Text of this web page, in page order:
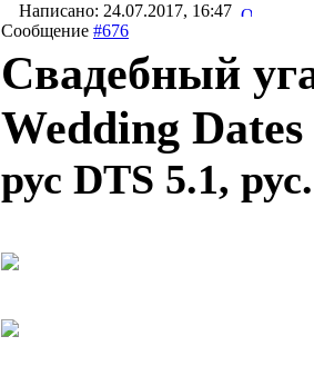
Написано: 24.07.2017, 16:47
Сообщение #676
Свадебный
Wedding
рус DTS 5.1,